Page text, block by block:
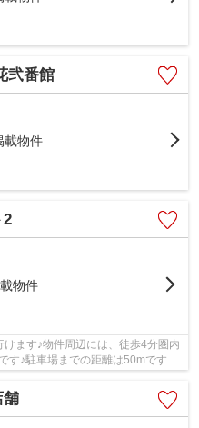
弐番館
載物件
2
物件
ます♪物件周辺には、徒歩4分圏内
す♪駐車場までの距離は50mです
舗